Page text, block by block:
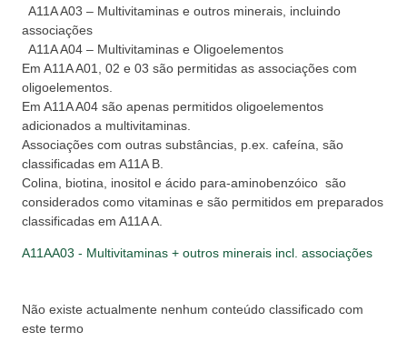
A11A A03 – Multivitaminas e outros minerais, incluindo
associações
A11A A04 – Multivitaminas e Oligoelementos
Em A11A A01, 02 e 03 são permitidas as associações com
oligoelementos.
Em A11A A04 são apenas permitidos oligoelementos
adicionados a multivitaminas.
Associações com outras substâncias, p.ex. cafeína, são
classificadas em A11A B.
Colina, biotina, inositol e ácido para-aminobenzóico são
considerados como vitaminas e são permitidos em preparados
classificadas em A11A A.
A11AA03 - Multivitaminas + outros minerais incl. associações
Não existe actualmente nenhum conteúdo classificado com
este termo